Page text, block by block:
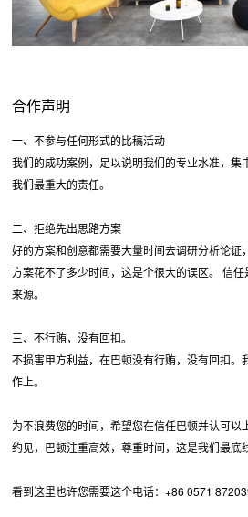
合作声明
一、不参与任何形式的比稿活动
我们的成功案例，足以说明我们的专业水准，集
我们最重大的责任。
二、拒绝先出思路方案
好的方案和创意都需要大量时间去调研分析论证
方案花不了多少时间，这是个很大的误区。 信
来源。
三、不行贿，没有回扣。
不损害甲方利益，在巴顿没有行贿，没有回扣。
作上。
为不浪费您的时间，希望您在信任巴顿并认可以
约见，巴顿注重高效，尊重时间，这是我们最底
看到这里也许您需要这个电话：+86 0571